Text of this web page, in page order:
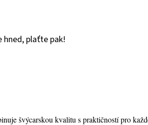
hned, plaťte pak!
švýcarskou kvalitu s praktičností pro